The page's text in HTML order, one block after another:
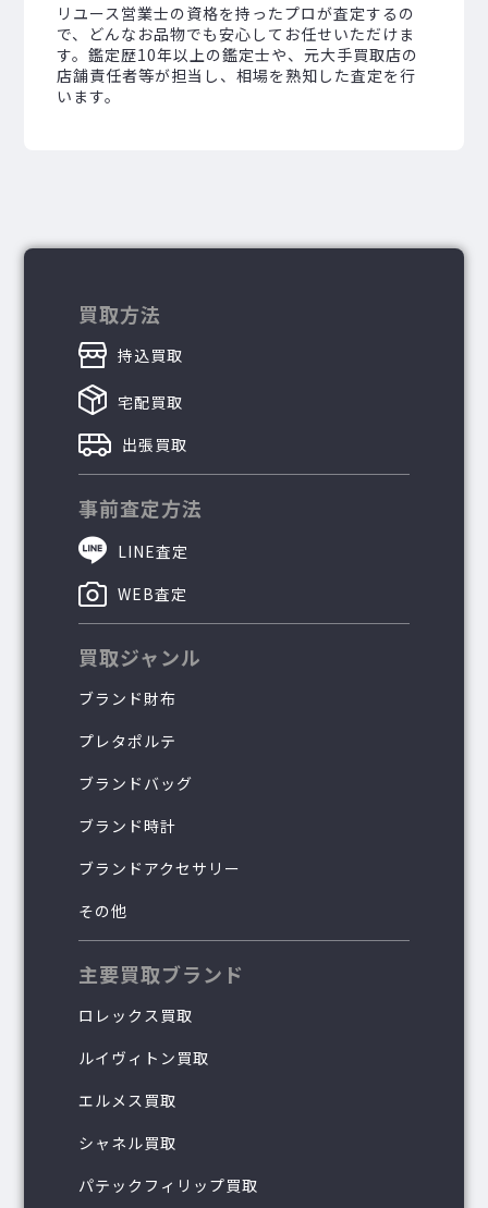
買取方法
持込買取
宅配買取
出張買取
事前査定方法
LINE査定
WEB査定
買取ジャンル
ブランド財布
プレタポルテ
ブランドバッグ
ブランド時計
ブランドアクセサリー
その他
主要買取ブランド
ロレックス買取
ルイヴィトン買取
エルメス買取
シャネル買取
パテックフィリップ買取
リユース営業士の資格を持ったプロが査定するの
で、どんなお品物でも安心してお任せいただけま
す。鑑定歴10年以上の鑑定士や、元大手買取店の
店舗責任者等が担当し、相場を熟知した査定を行
います。